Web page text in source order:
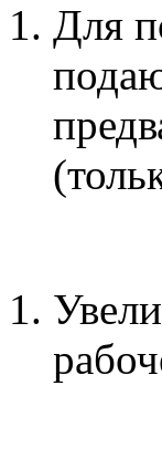
Для